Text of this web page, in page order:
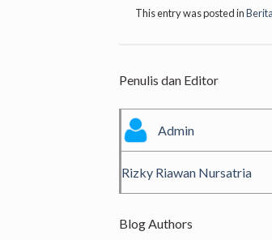
This entry was posted inBerita
Penulis dan Editor
Admin
Rizky Riawan Nursatria
Blog Authors